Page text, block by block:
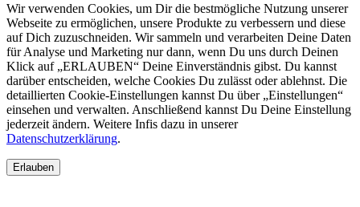
Wir verwenden Cookies, um Dir die bestmögliche Nutzung unserer
Webseite zu ermöglichen, unsere Produkte zu verbessern und diese
auf Dich zuzuschneiden. Wir sammeln und verarbeiten Deine Daten
für Analyse und Marketing nur dann, wenn Du uns durch Deinen
Klick auf „ERLAUBEN“ Deine Einverständnis gibst. Du kannst
darüber entscheiden, welche Cookies Du zulässt oder ablehnst. Die
detaillierten Cookie-Einstellungen kannst Du über „Einstellungen“
einsehen und verwalten. Anschließend kannst Du Deine Einstellung
jederzeit ändern. Weitere Infis dazu in unserer
Datenschutzerklärung.
Erlauben